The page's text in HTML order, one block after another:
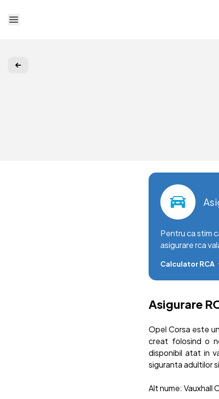
Deschide meniu
Pentru ca stim
asigurare rca
Calculator RCA
Asigurare
Opel Corsa este
creat folosind o
disponibil atat in
siguranta adultilor
Alt nume: Vauxhall